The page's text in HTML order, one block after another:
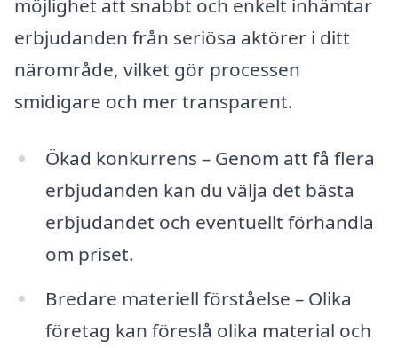
möjlighet att snabbt och enkelt inhämtar
erbjudanden från seriösa aktörer i ditt
närområde, vilket gör processen
smidigare och mer transparent.
Ökad konkurrens – Genom att få flera
erbjudanden kan du välja det bästa
erbjudandet och eventuellt förhandla
om priset.
Bredare materiell förståelse – Olika
företag kan föreslå olika material och